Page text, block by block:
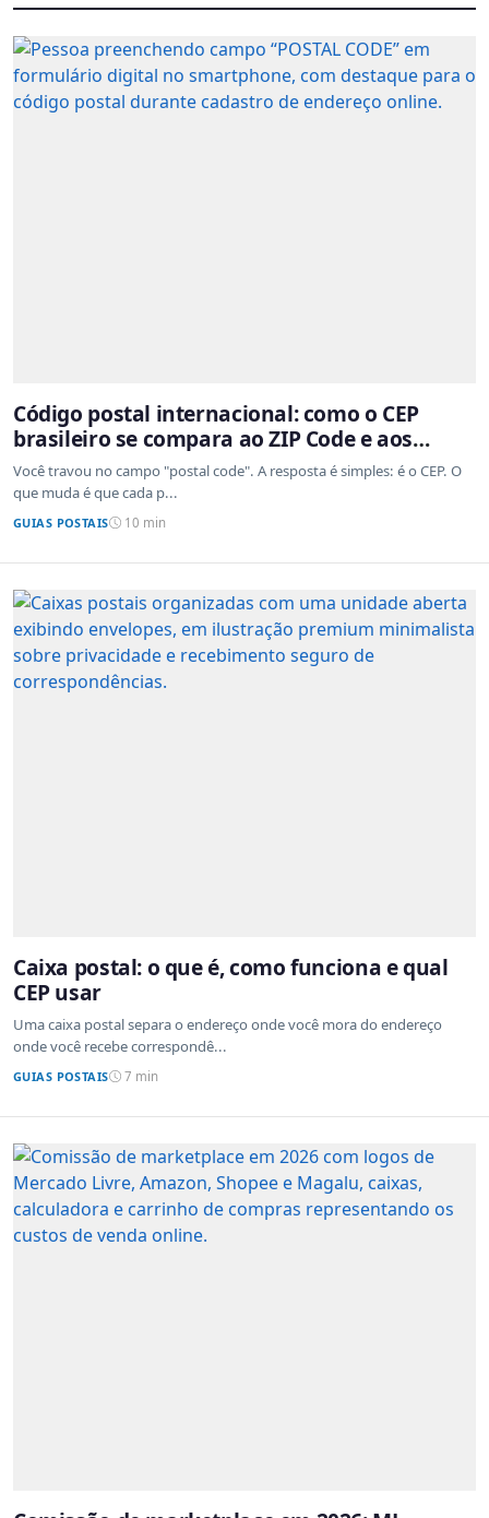
Código postal internacional: como o CEP
brasileiro se compara ao ZIP Code e aos
sistemas de outros países
Você travou no campo "postal code". A resposta é simples: é o CEP. O
que muda é que cada p...
GUIAS POSTAIS 10 min
Caixa postal: o que é, como funciona e qual
CEP usar
Uma caixa postal separa o endereço onde você mora do endereço
onde você recebe correspondê...
GUIAS POSTAIS 7 min